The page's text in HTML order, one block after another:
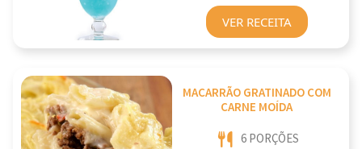
VER RECEITA
MACARRÃO GRATINADO COM
CARNE MOÍDA
6 PORÇÕES